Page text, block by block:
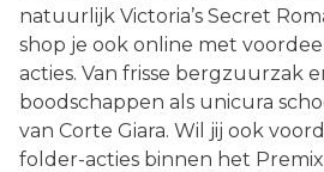
natuurlijk Victoria’s Secret
shop je ook online met
acties. Van frisse bergzuurzak
boodschappen als unicura
van Corte Giara. Wil jij ook
folder-acties binnen het